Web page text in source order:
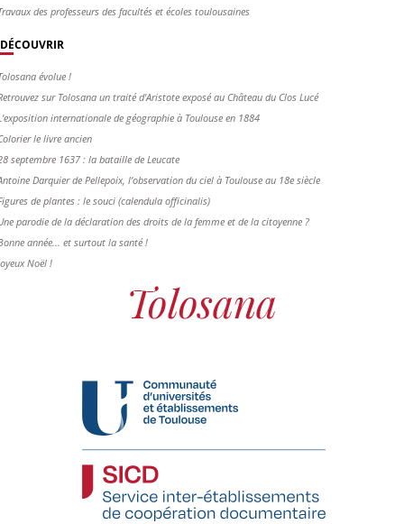
des professeurs des facultés et écoles toulousaines
DÉCOUVRIR
évolue !
sur Tolosana un traité d'Aristote exposé au Château du Clos Lucé
internationale de géographie à Toulouse en 1884
le livre ancien
septembre 1637 : la bataille de Leucate
Darquier de Pellepoix, l’observation du ciel à Toulouse au 18e siècle
de plantes : le souci (calendula officinalis)
parodie de la déclaration des droits de la femme et de la citoyenne ?
année... et surtout la santé !
Noël !